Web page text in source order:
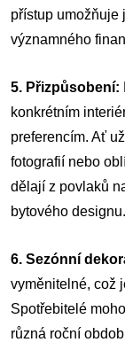
přístup umožňuje
významného
5. Přizpůsobení:
konkrétním
preferencím. Ať
fotografií nebo
dělají z povlaků
bytového designu.
6. Sezónní
vyměnitelné, což
Spotřebitelé
různá roční